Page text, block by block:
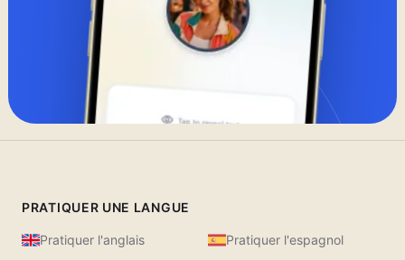
PRATIQUER UNE LANGUE
Pratiquer l'anglais
Pratiquer l'espagnol